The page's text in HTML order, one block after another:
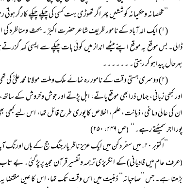
’’مخلصانہ وحکیمانہ کوششیں پھر اگر تھوڑی بہت کسی کی چپکے چپکے کارگر
(۱) ایک الہ آباد کے نامور ظریف شاعر حضرت اکبرؒ ۔ بحث ومناظرہ
ڈالی۔ بس موقع بہ موقع اپنے میٹھے انداز میں کوئی بات چپکے سے ایسی کہہ
بہرحال پیدا ہو کر رہتی۔ ۔۔۔۔۔۔
(۲) دوسری ہستی وقت کے نامور رہ نمائے ملک وملت مولانا محمد علیؒ
اور کبھی زبانی، جہاں ذرا بھی موقع پاتے، ابل پڑتے اور جوش وخروش کے
ان کی عالی دماغی، ذہانت، علم، اخلاص کا پوری طرح قائل تھا، اس لیے کبھی
پورا اجر سمیٹتے رہے۔‘‘ (ص ۲۴۹، ۲۵۰)
’’اکتوبر ۲۰ء میں سفر دکن میں ایک عزیز ناظر یار جنگ جج کے ہاں اورنگ آباد میں قیام کا اتفاق ہوا اور ان کے انگریزی کتب خانہ میں نظر محمد علی لاہوری احمد
(عرف عام میں قادیانی) کے انگریزی ترجمہ وتفسیر قرآن مجید پر پڑ گئی۔ بے تاب
بڑھتا ہے۔ جس ’’صاحبانہ‘‘ ذہنیت میں اس وقت تک تھا، اس کا عین مقتضا